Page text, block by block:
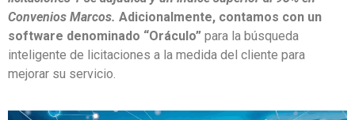
Convenios Marcos. Adicionalmente, contamos con un
software denominado “Oráculo” para la búsqueda
inteligente de licitaciones a la medida del cliente para
mejorar su servicio.